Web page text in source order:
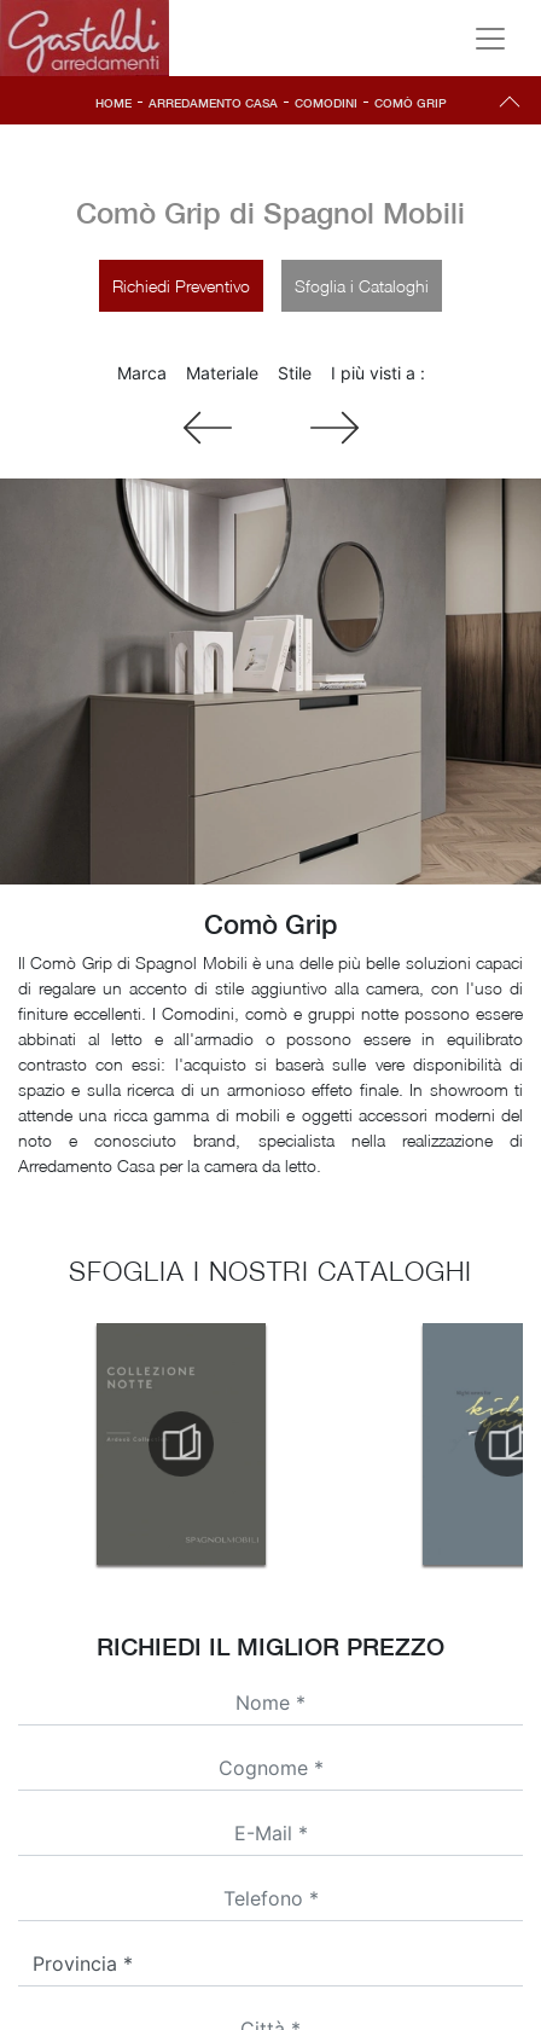
HOME- ARREDAMENTO CASA- COMODINI - COMÒ GRIP
Comò Grip di Spagnol Mobili
Richiedi Preventivo Sfoglia i Cataloghi
Marca Materiale Stile I più visti a :
Comò Grip
Il Comò Grip di Spagnol Mobili è una delle più belle soluzioni capaci
di regalare un accento di stile aggiuntivo alla camera, con l'uso di
finiture eccellenti. I Comodini, comò e gruppi notte possono essere
abbinati al letto e all'armadio o possono essere in equilibrato
contrasto con essi: l'acquisto si baserà sulle vere disponibilità di
spazio e sulla ricerca di un armonioso effeto finale. In showroom ti
attende una ricca gamma di mobili e oggetti accessori moderni del
noto e conosciuto brand, specialista nella realizzazione di
Arredamento Casa per la camera da letto.
SFOGLIA I NOSTRI CATALOGHI
RICHIEDI IL MIGLIOR PREZZO